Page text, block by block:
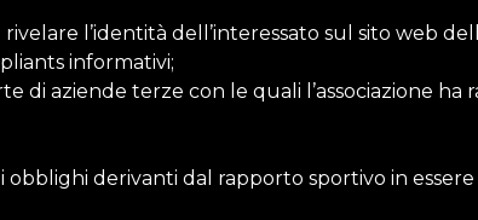
l’identità dell’interessato sul sito web
informativi;
di aziende terze con le quali l’associazione ha
derivanti dal rapporto sportivo in essere